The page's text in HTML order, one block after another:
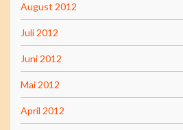
August 2012
Juli 2012
Juni 2012
Mai 2012
April 2012